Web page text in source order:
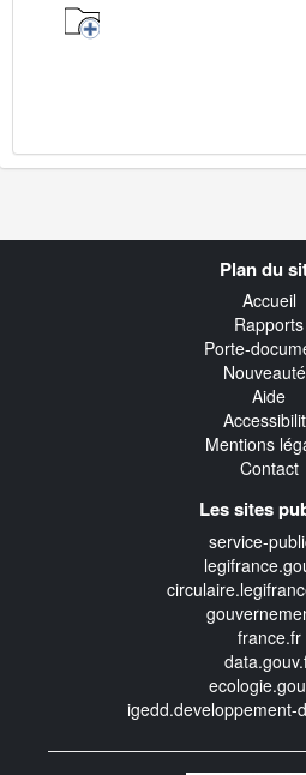
Plan du
Accueil
Rapports
Porte-
Aide
Mentions
Contact
Les sites
service-
france.fr
igedd.developpement-